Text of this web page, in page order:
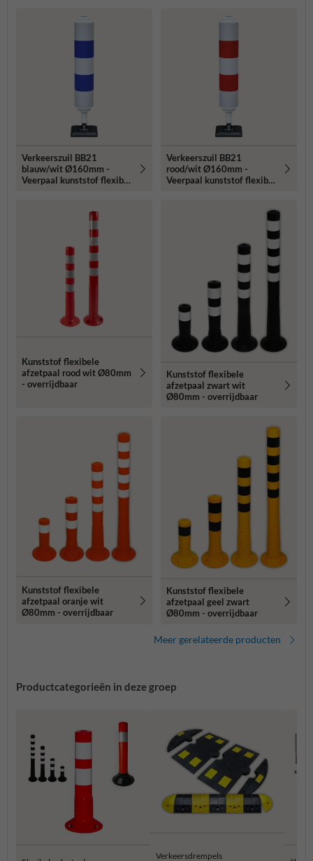
Verkeerszuil BB21
blauw/wit Ø160mm -
Veerpaal kunststof flexibel
Verkeerszuil BB21
rood/wit Ø160mm -
Veerpaal kunststof flexibel
Kunststof flexibele
afzetpaal rood wit Ø80mm
- overrijdbaar
Kunststof flexibele
afzetpaal zwart wit
Ø80mm - overrijdbaar
Kunststof flexibele
afzetpaal oranje wit
Ø80mm - overrijdbaar
Kunststof flexibele
afzetpaal geel zwart
Ø80mm - overrijdbaar
Meer gerelateerde producten
Productcategorieën in deze groep
Verkeersdrempels